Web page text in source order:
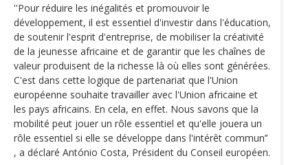
''Pour réduire les inégalités et promouvoir le
développement, il est essentiel d'investir dans l'éducation,
de soutenir l'esprit d'entreprise, de mobiliser la créativité
de la jeunesse africaine et de garantir que les chaînes de
valeur produisent de la richesse là où elles sont générées.
C'est dans cette logique de partenariat que l'Union
européenne souhaite travailler avec l'Union africaine et
les pays africains. En cela, en effet. Nous savons que la
mobilité peut jouer un rôle essentiel et qu'elle jouera un
rôle essentiel si elle se développe dans l'intérêt commun’’
, a déclaré António Costa, Président du Conseil européen.